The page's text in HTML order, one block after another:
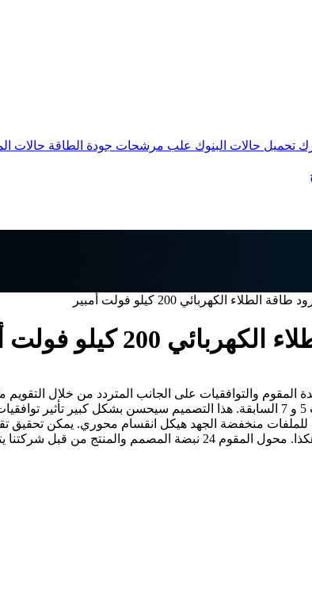
تحميل حالات البنوك علب مرشحات جودة الطاقة حالات
والتوافقيات على الجانب المتردد من خلال التقويم
التوافقيات الرئيسية موجودة في الموجات 23 و 25 وأكثر، بدلاً من الموجات 5 و 7